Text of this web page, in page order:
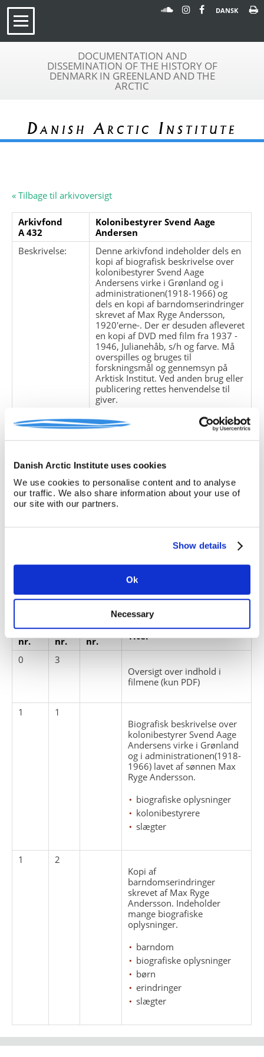
Danish Arctic Institute uses cookies
We use cookies to personalise content and to analyse
our traffic. We also share information about your use of
our site with our partners.
Show details
Ok
Necessary
DANSK
DOCUMENTATION AND
DISSEMINATION OF THE HISTORY OF
DENMARK IN GREENLAND AND THE
ARCTIC
Danish Arctic Institute
« Tilbage til arkivoversigt
Arkivfond
A 432
Kolonibestyrer Svend Aage
Andersen
Beskrivelse:
Denne arkivfond indeholder dels en
kopi af biografisk beskrivelse over
kolonibestyrer Svend Aage
Andersens virke i Grønland og i
administrationen(1918-1966) og
dels en kopi af barndomserindringer
skrevet af Max Ryge Andersson,
1920'erne-. Der er desuden afleveret
en kopi af DVD med film fra 1937 -
1946, Julianehåb, s/h og farve. Må
overspilles og bruges til
forskningsmål og gennemsyn på
Arktisk Institut. Ved anden brug eller
publicering rettes henvendelse til
giver.
Giver:
Max Ryge Andersson
Note:
Note eksisterer
Henvisninger
Relaterede
ARKIVFONDEN INDEHOLDER NEDENSTÅENDE
Pakke
nr.
Løbe
nr.
Enheds
nr.
Titel
0
3
Oversigt over indhold i
filmene (kun PDF)
1
1
Biografisk beskrivelse over
kolonibestyrer Svend Aage
Andersens virke i Grønland
og i administrationen(1918-
1966) lavet af sønnen Max
Ryge Andersson.
biografiske oplysninger
kolonibestyrere
slægter
1
2
Kopi af
barndomserindringer
skrevet af Max Ryge
Andersson. Indeholder
mange biografiske
oplysninger.
barndom
biografiske oplysninger
børn
erindringer
slægter